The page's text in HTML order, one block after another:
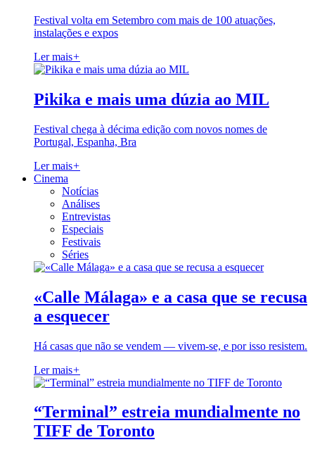
Festival volta em Setembro com mais de 100 atuações,
instalações e expos
Ler mais+
Pikika e mais uma dúzia ao MIL
Festival chega à décima edição com novos nomes de
Portugal, Espanha, Bra
Ler mais+
Cinema
Notícias
Análises
Entrevistas
Especiais
Festivais
Séries
«Calle Málaga» e a casa que se recusa
a esquecer
Há casas que não se vendem — vivem-se, e por isso resistem.
Ler mais+
“Terminal” estreia mundialmente no
TIFF de Toronto